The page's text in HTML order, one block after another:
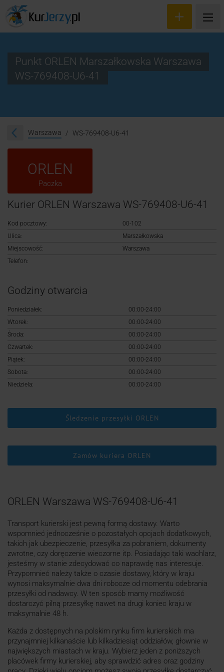
Śledzenie przesyłki
Logowanie
Punkt ORLEN Marszałkowska Warszawa
WS-769408-U6-41
Warszawa WS-769408-U6-41
ORLEN
Paczka
Kurier ORLEN Warszawa WS-769408-U6-41
Kod pocztowy:
00-102
Ulica:
Marszałkowska
Miejscowość:
Warszawa
Telefon:
Godziny otwarcia
Poniedziałek:
00:00-24:00
Wtorek:
00:00-24:00
Środa:
00:00-24:00
Czwartek:
00:00-24:00
Piątek:
00:00-24:00
Sobota:
00:00-24:00
Niedziela:
00:00-24:00
Śledzenie przesyłki ORLEN
Zamów kuriera ORLEN
ORLEN Warszawa WS-769408-U6-41
Transport kurierski jest pewną formą dostawy. Warto
wspomnieć jednocześnie o pozostałych opcjach dodatkowych,
takich jak ubezpieczenie, przesyłka za pobraniem, dokumenty
zwrotne, czy doręczenie wieczorne itp. Posiadając taki wachlarz,
jesteśmy w stanie zdecydować co naprawdę nas interesuje.
Przypomnieć należy także o czasie dostawy, który w kraju
wynosi maksymalnie dwa dni robocze od momentu odebrania
przesyłki od nadawcy. W ten sposób mamy możliwość
dostarczyć pilną przesyłkę nawet na drugi koniec kraju w
maksymalnie 48 h.
Każda z dostępnych na polskim rynku firm kurierskich ma
przynajmniej kilkanaście lub kilkadziesiąt oddziałów, głownie w
największych miastach w kraju. Wybierz jeden z poniższych
placówek firmy kurierskiej, aby sprawdzić adres oraz godziny